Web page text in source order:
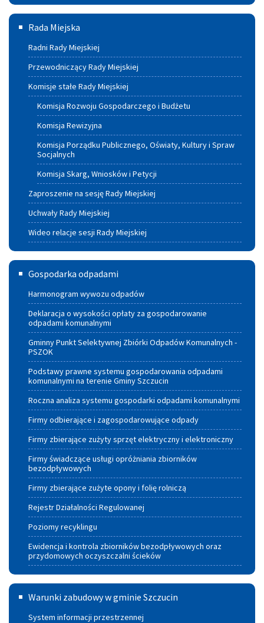
Rada
Miejska
Rada Miejska
Radni Rady Miejskiej
Przewodniczący Rady Miejskiej
Komisje stałe Rady Miejskiej
Komisja Rozwoju Gospodarczego i Budżetu
Komisja Rewizyjna
Komisja Porządku Publicznego, Oświaty, Kultury i Spraw
Socjalnych
Komisja Skarg, Wniosków i Petycji
Zaproszenie na sesję Rady Miejskiej
Uchwały Rady Miejskiej
Wideo relacje sesji Rady Miejskiej
Gospodarka
odpadami
Gospodarka odpadami
Harmonogram wywozu odpadów
Deklaracja o wysokości opłaty za gospodarowanie
odpadami komunalnymi
Gminny Punkt Selektywnej Zbiórki Odpadów Komunalnych -
PSZOK
Podstawy prawne systemu gospodarowania odpadami
komunalnymi na terenie Gminy Szczucin
Roczna analiza systemu gospodarki odpadami komunalnymi
Firmy odbierające i zagospodarowujące odpady
Firmy zbierające zużyty sprzęt elektryczny i elektroniczny
Firmy świadczące usługi opróżniania zbiorników
bezodpływowych
Firmy zbierające zużyte opony i folię rolniczą
Rejestr Działalności Regulowanej
Poziomy recyklingu
Ewidencja i kontrola zbiorników bezodpływowych oraz
przydomowych oczyszczalni ścieków
Warunki
zabudowy
Warunki zabudowy w gminie Szczucin
System informacji przestrzennej